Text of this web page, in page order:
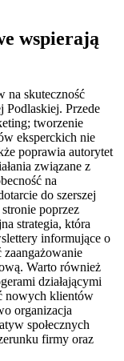
wspierają
na skuteczność
Podlaskiej. Przede
tworzenie
eksperckich nie
poprawia autorytet
związane z
na
do szerszej
poprzez
strategia, która
informujące o
Warto również
działającymi
nowych klientów
organizacja
społecznych
firmy oraz